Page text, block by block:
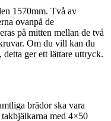
1570mm. Två av
ovanpå de
på mitten mellan de två
Om du vill kan du
detta ger ett lättare uttryck.
brädor ska vara
med 4×50